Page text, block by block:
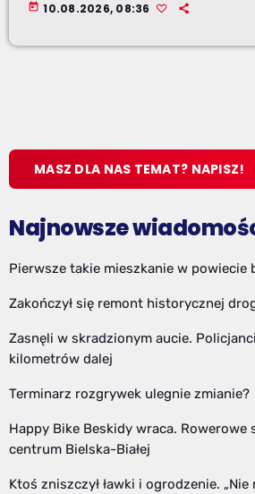
today 10.08.2026, 08:36
MASZ DLA NAS TEMAT? NAPISZ!
Najnowsze
Pierwsze takie mieszkanie w powiecie
Zakończył się remont historycznej
Zasnęli w skradzionym aucie.
kilometrów dalej
Terminarz rozgrywek ulegnie zmianie?
Happy Bike Beskidy wraca. Rowerowe
centrum Bielska-Białej
Ktoś zniszczył ławki i ogrodzenie.